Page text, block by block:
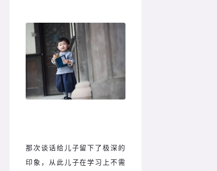
那次谈话给儿子留下了极深的
印象，从此儿子在学习上不需